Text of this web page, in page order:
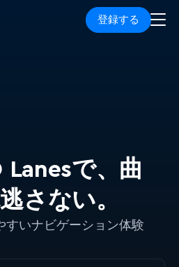
登録する
で、曲
さない。
すいナビゲーション体験